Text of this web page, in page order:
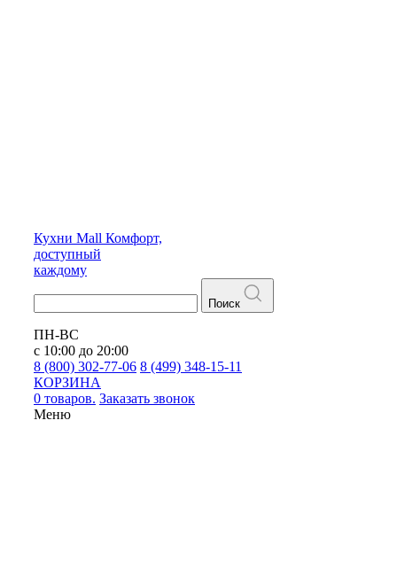
Кухни Mall Комфорт,
доступный
каждому
Поиск
ПН-ВС
с 10:00 до 20:00
8 (800) 302-77-06 8 (499) 348-15-11
КОРЗИНА
0 товаров. Заказать звонок
Меню